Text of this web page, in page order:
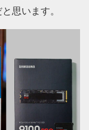
思います。